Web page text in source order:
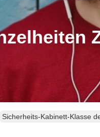
Sicherheits-Kabinett-Klasse